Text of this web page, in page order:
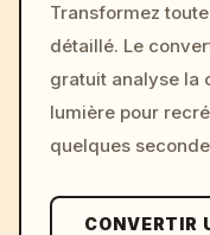
Transformez
détaillé. Le
gratuit analyse la
lumière pour
quelques
CONVERTIR